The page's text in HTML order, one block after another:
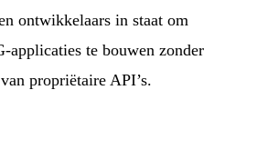
ontwikkelaars in staat om
applicaties te bouwen zonder
propriëtaire API’s.